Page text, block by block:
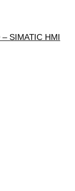
SIMATIC HMI